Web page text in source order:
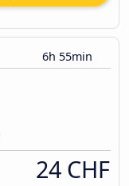
6h 55min
24 CHF